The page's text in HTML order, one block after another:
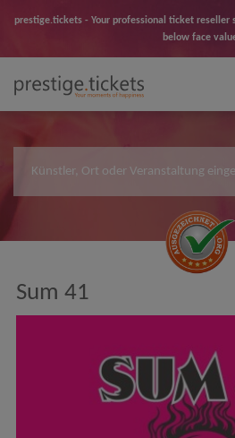
prestige.tickets - Your professional ticket reseller
below face
Sum 41